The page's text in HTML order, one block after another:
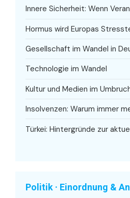
Innere Sicherheit: Wenn
Hormus wird Europas
Gesellschaft im Wandel in
Technologie im Wandel
Kultur und Medien im
Insolvenzen: Warum immer
Türkei: Hintergründe zur
Politik · Einordnung &